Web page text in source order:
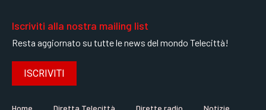
Iscriviti alla nostra mailing list
Resta aggiornato su tutte le news del mondo Telecittà!
ISCRIVITI
Home Diretta Telecittà Dirette radio Notizie